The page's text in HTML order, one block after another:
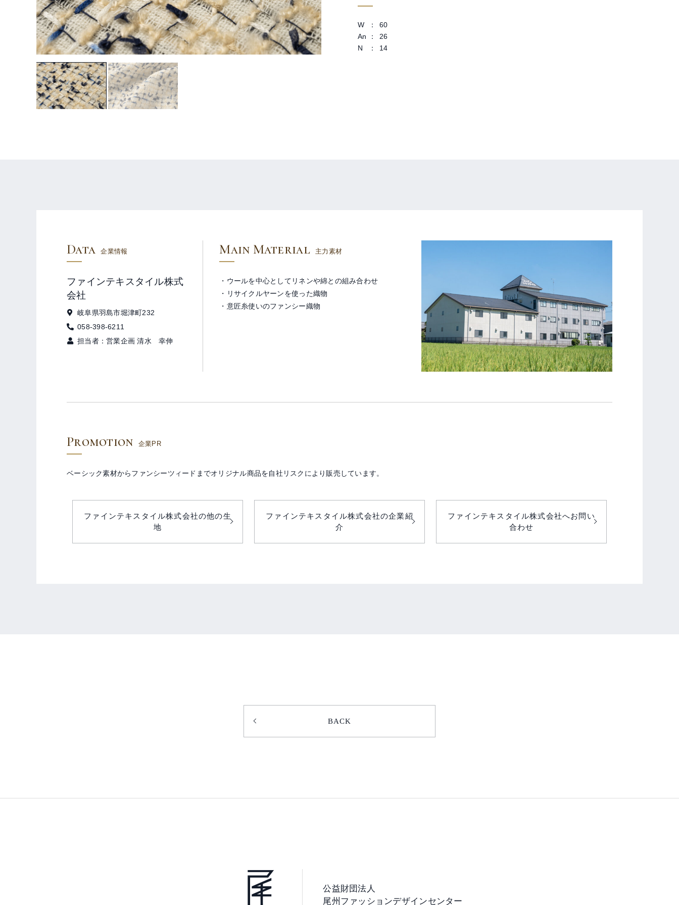
W
60
An
26
N
14
Data 企業情報
ファインテキスタイル株式
会社
岐阜県羽島市堀津町232
058-398-6211
担当者：営業企画 清水 幸伸
Main Material 主力素材
・ウールを中心としてリネンや綿との組み合わせ
・リサイクルヤーンを使った織物
・意匠糸使いのファンシー織物
Promotion 企業PR
ベーシック素材からファンシーツィードまでオリジナル商品を自社リスクにより販売しています。
ファインテキスタイル株式会社の他の生
地
ファインテキスタイル株式会社の企業紹
介
ファインテキスタイル株式会社へお問い
合わせ
BACK
公益財団法人
尾州ファッションデザインセンター